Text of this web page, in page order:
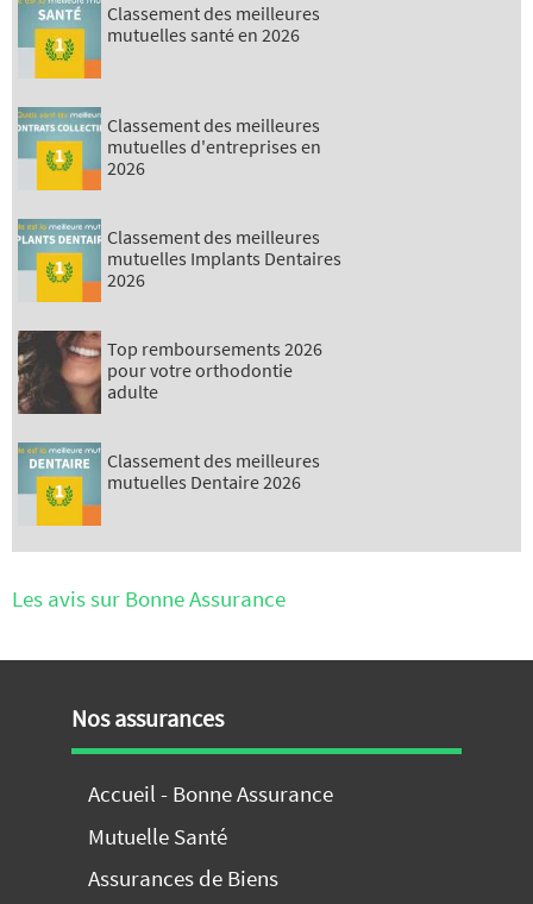
Classement des meilleures
mutuelles santé en 2026
Classement des meilleures
mutuelles d'entreprises en
2026
Classement des meilleures
mutuelles Implants Dentaires
2026
Top remboursements 2026
pour votre orthodontie
adulte
Classement des meilleures
mutuelles Dentaire 2026
Les avis sur Bonne Assurance
Nos assurances
Accueil - Bonne Assurance
Mutuelle Santé
Assurances de Biens